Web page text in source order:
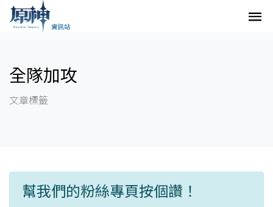
全隊加攻
文章標籤
幫我們的粉絲專頁按個讚！